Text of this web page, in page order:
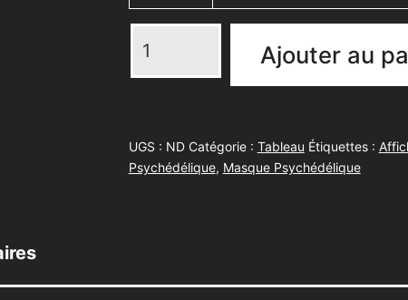
de
Ajouter au
UGS : ND Catégorie : Tableau Étiquettes :
Psychédélique, Masque Psychédélique